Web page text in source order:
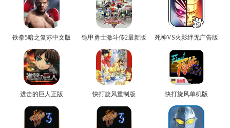
铁拳5暗之复苏中文版 铠甲勇士激斗传2最新版 死神VS火影绊无广告版
进击的巨人正版 快打旋风重制版 快打旋风单机版